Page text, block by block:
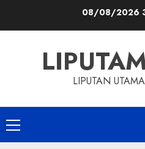
08/08/2026
LIPUTAN
Primary
Menu